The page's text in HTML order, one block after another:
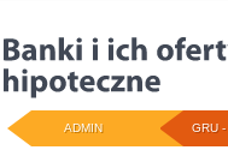
GRU
ADMIN